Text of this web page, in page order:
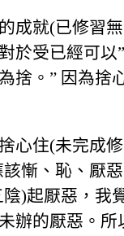
成就(已修習
於受已經可以
捨。” 因為捨
心住(未完成
慚、恥、厭
)起厭惡，我
辦的厭惡。所